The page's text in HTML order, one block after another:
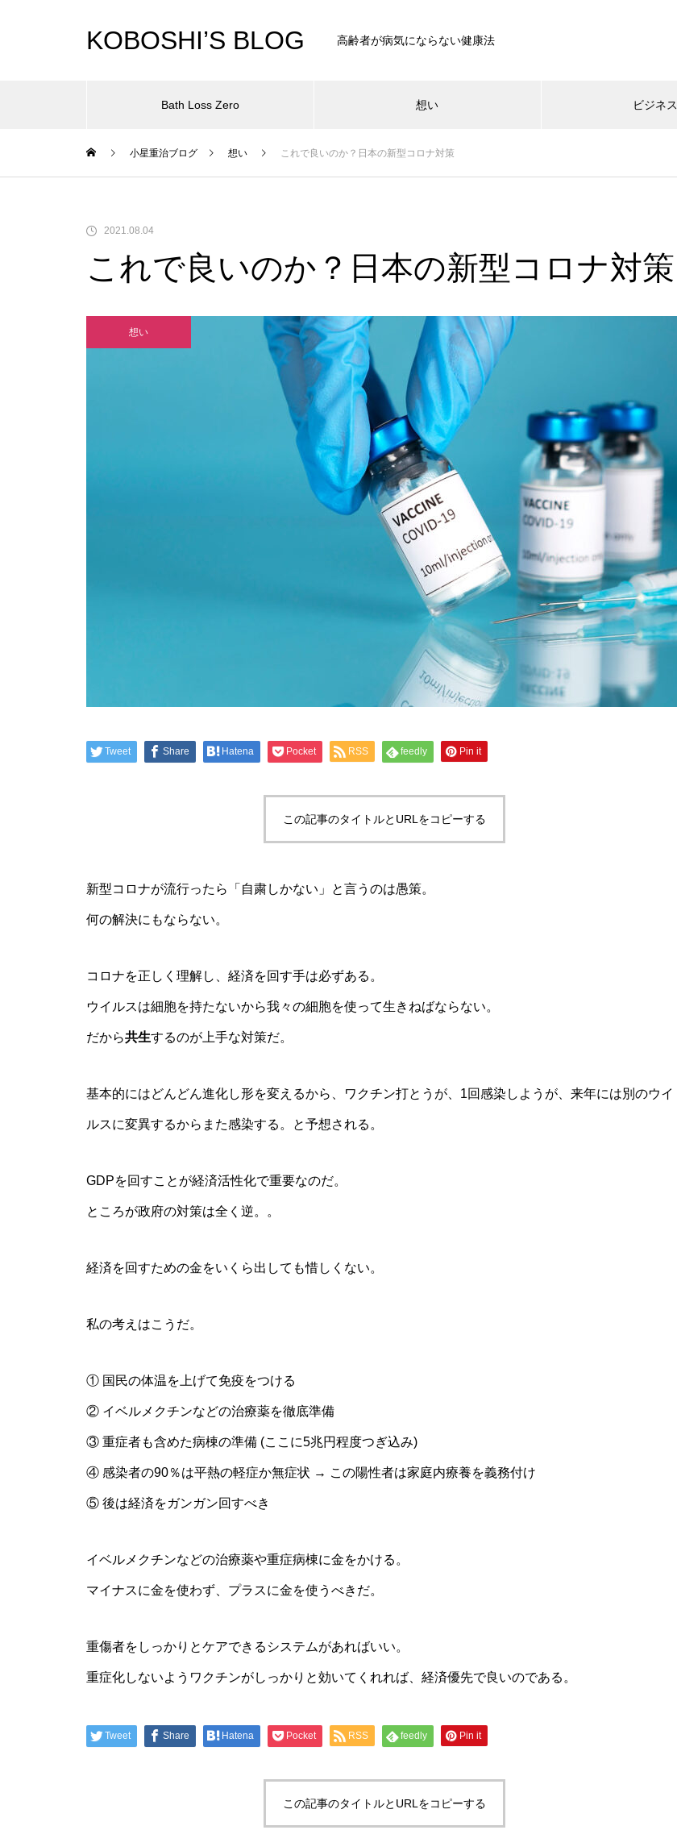
KOBOSHI’S BLOG 高齢者が病気にならない健康法
Bath Loss Zero 想い ビジネス
エットになるってホント？
ことが重要
冷え症になったらどこで治せば
良い？病院の専門科目に無い理
1億総ストレス社会の本当の原
因は化学ストレスという説
化学ストレスによる冷えがもた
らす弊害。日本と韓国の共通点
とは？
自律神経のバランスを保つこと
が健康へのカギ
だきました！
顧客優先の商品開発
起業をめざす方に
プライズ
消毒の下限値
思い描く幸せな老後のために今
できること。そもそも健康って
【女性と赤ちゃんを守る】入浴
剤メーカーがフェムテックトー
更年期障害の対策には『脱・化
学物質』で自律神経を整えよう
【中性化】なぜ20代の40％がデ
ートを1回も経験したことがな
いのか
小星重治ブログ 想い これで良いのか？日本の新型コロナ対策
2021.08.04
これで良いのか？日本の新型コロナ対策
想い
Tweet Share Hatena Pocket RSS feedly Pin it
この記事のタイトルとURLをコピーする
新型コロナが流行ったら「自粛しかない」と言うのは愚策。
何の解決にもならない。
コロナを正しく理解し、経済を回す手は必ずある。
ウイルスは細胞を持たないから我々の細胞を使って生きねばならない。
だから共生するのが上手な対策だ。
基本的にはどんどん進化し形を変えるから、ワクチン打とうが、1回感染しようが、来年には別のウイ
ルスに変異するからまた感染する。と予想される。
GDPを回すことが経済活性化で重要なのだ。
ところが政府の対策は全く逆。。
経済を回すための金をいくら出しても惜しくない。
私の考えはこうだ。
① 国民の体温を上げて免疫をつける
② イベルメクチンなどの治療薬を徹底準備
③ 重症者も含めた病棟の準備 (ここに5兆円程度つぎ込み)
④ 感染者の90％は平熱の軽症か無症状 → この陽性者は家庭内療養を義務付け
⑤ 後は経済をガンガン回すべき
イベルメクチンなどの治療薬や重症病棟に金をかける。
マイナスに金を使わず、プラスに金を使うべきだ。
重傷者をしっかりとケアできるシステムがあればいい。
重症化しないようワクチンがしっかりと効いてくれれば、経済優先で良いのである。
Tweet Share Hatena Pocket RSS feedly Pin it
この記事のタイトルとURLをコピーする